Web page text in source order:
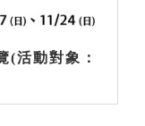
(活動對象：